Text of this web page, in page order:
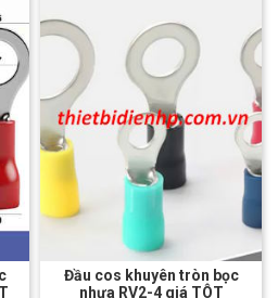
Đầu cos khuyên tròn bọc
nhựa RV2-4 giá TÔT